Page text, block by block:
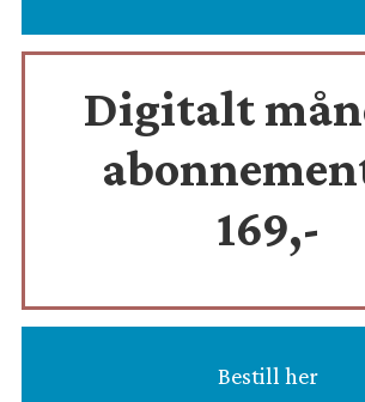
Digitalt
169,-
Bestill her